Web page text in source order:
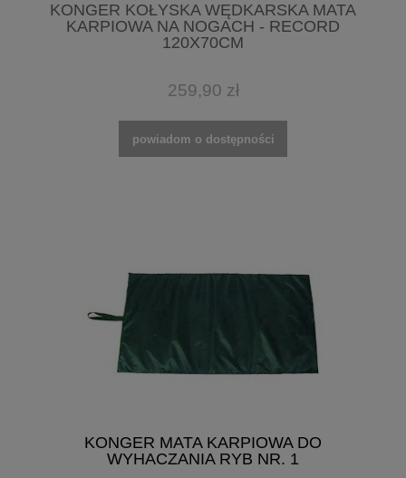
KONGER KOŁYSKA WĘDKARSKA MATA
KARPIOWA NA NOGACH - RECORD
120X70CM
259,90 zł
powiadom o dostępności
KONGER MATA KARPIOWA DO
WYHACZANIA RYB NR. 1